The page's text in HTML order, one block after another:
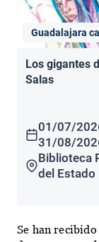
Guadalajara
Los gigantes
Salas
01/07/
31/08/
Biblioteca
del Estado
Se han